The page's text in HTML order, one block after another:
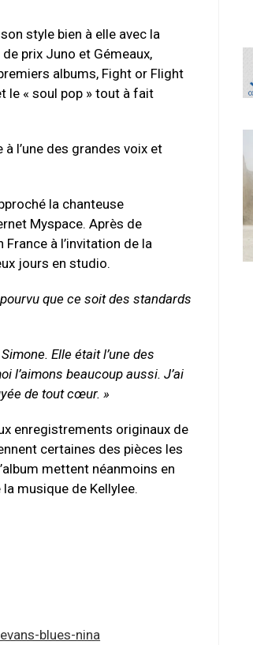
style bien à elle avec la
prix Juno et Gémeaux,
albums, Fight or Flight
le « soul pop » tout à fait
l’une des grandes voix et
la chanteuse
Myspace. Après de
à l’invitation de la
jours en studio.
que ce soit des standards
Elle était l’une des
l’aimons beaucoup aussi. J’ai
de tout cœur. »
enregistrements originaux de
certaines des pièces les
mettent néanmoins en
musique de Kellylee.
blues-nina